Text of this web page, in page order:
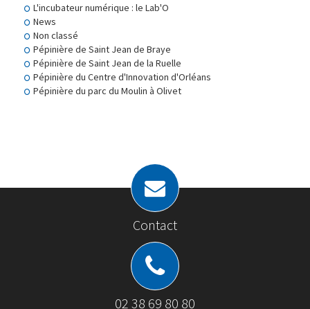
L'incubateur numérique : le Lab'O
News
Non classé
Pépinière de Saint Jean de Braye
Pépinière de Saint Jean de la Ruelle
Pépinière du Centre d'Innovation d'Orléans
Pépinière du parc du Moulin à Olivet
Contact
02 38 69 80 80